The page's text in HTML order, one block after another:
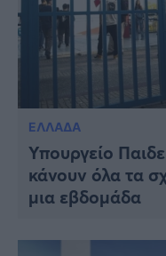
ΕΛΛΑΔΑ
Υπουργείο
κάνουν όλα τα
μια εβδομάδα